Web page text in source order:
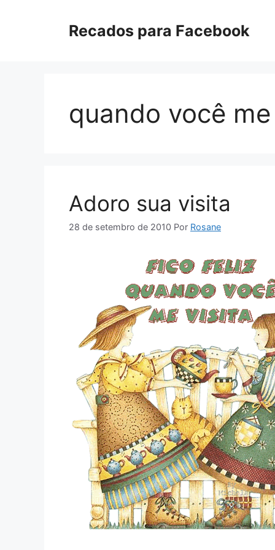
Recados para Facebook
quando você
Adoro sua visita
28 de setembro de 2010 Por Rosane